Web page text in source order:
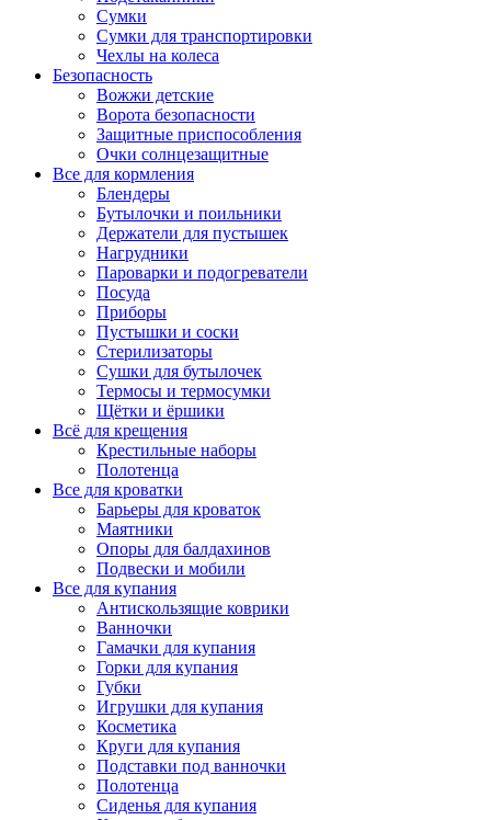
Сумки
Сумки для транспортировки
Чехлы на колеса
Безопасность
Вожжи детские
Ворота безопасности
Защитные приспособления
Очки солнцезащитные
Все для кормления
Блендеры
Бутылочки и поильники
Держатели для пустышек
Нагрудники
Пароварки и подогреватели
Посуда
Приборы
Пустышки и соски
Стерилизаторы
Сушки для бутылочек
Термосы и термосумки
Щётки и ёршики
Всё для крещения
Крестильные наборы
Полотенца
Все для кроватки
Барьеры для кроваток
Маятники
Опоры для балдахинов
Подвески и мобили
Все для купания
Антискользящие коврики
Ванночки
Гамачки для купания
Горки для купания
Губки
Игрушки для купания
Косметика
Круги для купания
Подставки под ванночки
Полотенца
Сиденья для купания